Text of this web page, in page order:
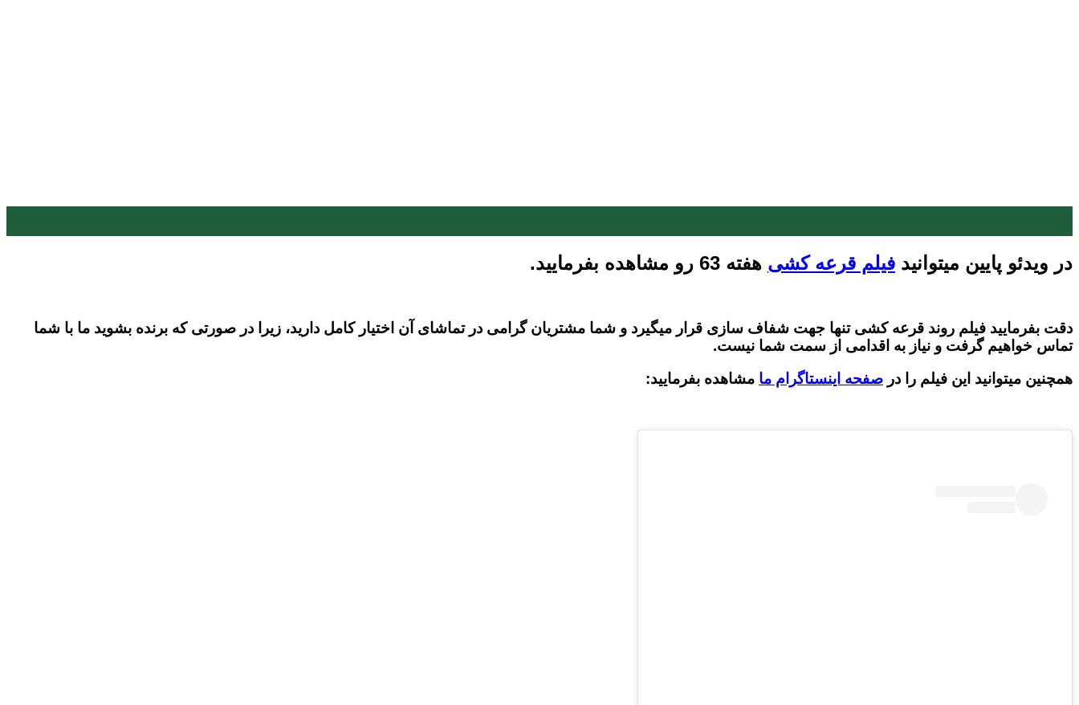
در ویدئو پایین میتوانید فیلم قرعه کشی هفته 63 رو مشاهده بفرمایید.
دقت بفرمایید فیلم روند قرعه کشی تنها جهت شفاف سازی قرار میگیرد و شما مشتریان گرامی در تماشای آن اختیار کامل دارید، زیرا در صورتی که برنده بشوید ما با شما
تماس خواهیم گرفت و نیاز به اقدامی از سمت شما نیست.
همچنین میتوانید این فیلم را در صفحه اینستاگرام ما مشاهده بفرمایید: